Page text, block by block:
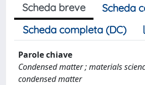
Scheda breve
Scheda
Scheda completa (DC)
Parole chiave
Condensed matter ; materials
condensed matter